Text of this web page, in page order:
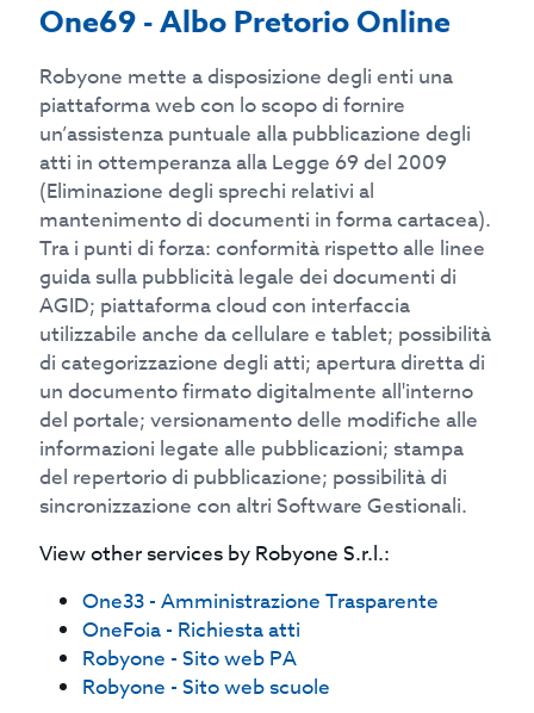
One69 - Albo Pretorio Online
Robyone mette a disposizione degli enti una
piattaforma web con lo scopo di fornire
un’assistenza puntuale alla pubblicazione degli
atti in ottemperanza alla Legge 69 del 2009
(Eliminazione degli sprechi relativi al
mantenimento di documenti in forma cartacea).
Tra i punti di forza: conformità rispetto alle linee
guida sulla pubblicità legale dei documenti di
AGID; piattaforma cloud con interfaccia
utilizzabile anche da cellulare e tablet; possibilità
di categorizzazione degli atti; apertura diretta di
un documento firmato digitalmente all'interno
del portale; versionamento delle modifiche alle
informazioni legate alle pubblicazioni; stampa
del repertorio di pubblicazione; possibilità di
sincronizzazione con altri Software Gestionali.
View other services by Robyone S.r.l.:
One33 - Amministrazione Trasparente
OneFoia - Richiesta atti
Robyone - Sito web PA
Robyone - Sito web scuole